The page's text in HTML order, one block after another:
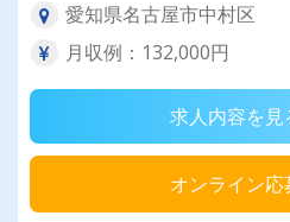
愛知県名古屋市中村区
月収例：132,000円
求人内容を見
オンライン応